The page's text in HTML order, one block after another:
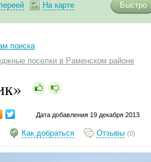
На карте Быстро
поиска
поселки в Раменском районе
Дата добавления 19 декабря 2013
Как добраться Отзывы (0)